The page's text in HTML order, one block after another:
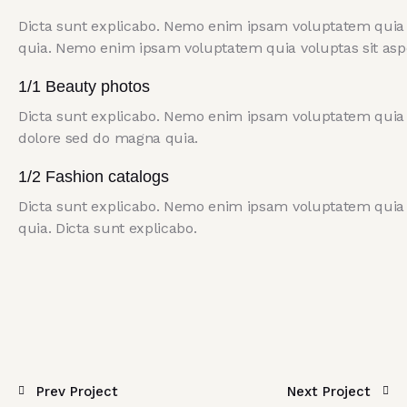
Dicta sunt explicabo. Nemo enim ipsam voluptatem
quia. Nemo enim ipsam voluptatem quia voluptas sit
1/1 Beauty photos
Dicta sunt explicabo. Nemo enim ipsam voluptatem
dolore sed do magna quia.
1/2 Fashion catalogs
Dicta sunt explicabo. Nemo enim ipsam voluptatem
quia. Dicta sunt explicabo.
Prev Project Next Project